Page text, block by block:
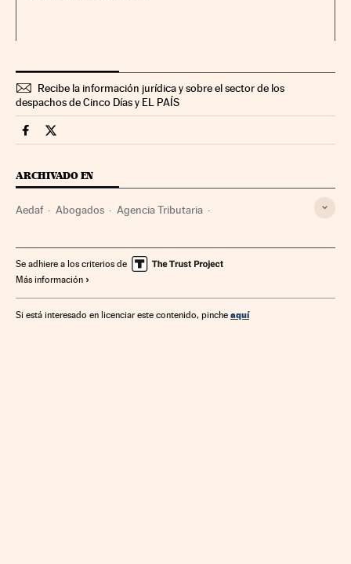
Recibe la información jurídica y sobre el sector de los
despachos de Cinco Días y EL PAÍS
Legal Cinco Días en Facebook
Legal Cinco Días en Twitter
ARCHIVADO EN
Aedaf Abogados Agencia Tributaria
Hacienda pública Agencias Estatales Tributos
Administración Estado Organizaciones internacionales
Se adhiere a los criterios de
Más información
Si está interesado en licenciar este contenido, pinche aquí